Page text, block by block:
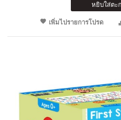
หยิบใส่ตะ
เพิ่มไปรายการโปรด